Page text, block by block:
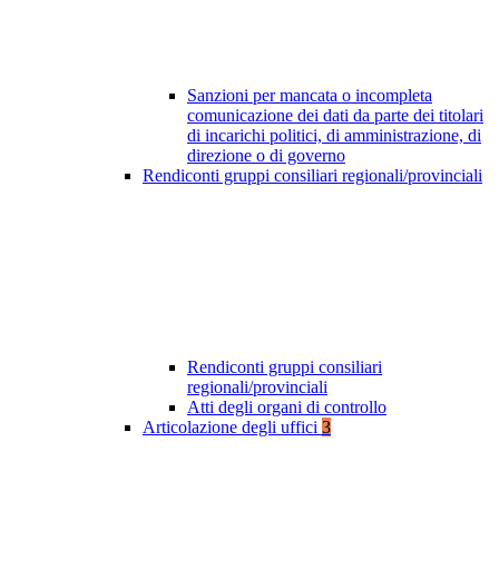
Sanzioni per mancata o incompleta
comunicazione dei dati da parte dei titolari
di incarichi politici, di amministrazione, di
direzione o di governo
Rendiconti gruppi consiliari regionali/provinciali
Rendiconti gruppi consiliari
regionali/provinciali
Atti degli organi di controllo
Articolazione degli uffici 3